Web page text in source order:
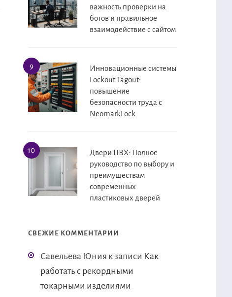
важность проверки на
ботов и правильное
взаимодействие с сайтом
Инновационные системы
Lockout Tagout:
повышение
безопасности труда с
NeomarkLock
Двери ПВХ: Полное
руководство по выбору и
преимуществам
современных
пластиковых дверей
СВЕЖИЕ КОММЕНТАРИИ
Савельева Юния к записи Как
работать с рекордными
токарными изделиями